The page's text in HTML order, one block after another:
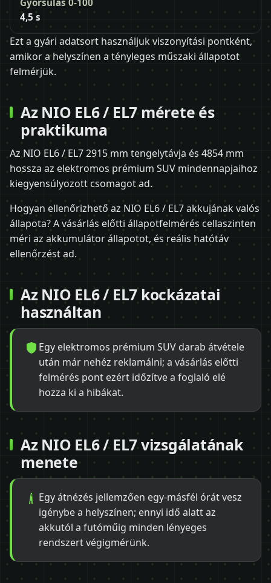
Gyorsulás 0-100
4,5 s
Ezt a gyári adatsort használjuk viszonyítási pontként,
amikor a helyszínen a tényleges műszaki állapotot
felmérjük.
Az NIO EL6 / EL7 mérete és
praktikuma
Az NIO EL6 / EL7 2915 mm tengelytávja és 4854 mm
hossza az elektromos prémium SUV mindennapjaihoz
kiegyensúlyozott csomagot ad.
Hogyan ellenőrizhető az NIO EL6 / EL7 akkujának valós
állapota? A vásárlás előtti állapotfelmérés cellaszinten
méri az akkumulátor állapotot, és reális hatótáv
ellenőrzést ad.
Az NIO EL6 / EL7 kockázatai
használtan
Egy elektromos prémium SUV darab átvétele
után már nehéz reklamálni; a vásárlás előtti
felmérés pont ezért időzítve a foglaló elé
hozza ki a hibákat.
Az NIO EL6 / EL7 vizsgálatának
menete
Egy átnézés jellemzően egy-másfél órát vesz
igénybe a helyszínen; ennyi idő alatt az
akkutól a futóműig minden lényeges
rendszert végigmérünk.